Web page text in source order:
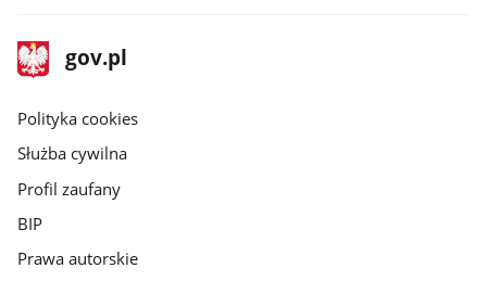
stopka
gov.pl
Strona
gov.pl
gov.pl
Polityka cookies
Służba cywilna
Profil zaufany
BIP
Prawa autorskie